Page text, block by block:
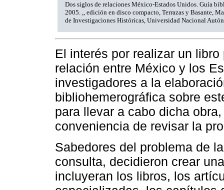
Dos siglos de relaciones México-Estados Unidos. Guía
2005. ,, edición en disco compacto, Terrazas y Basante,
de Investigaciones Históricas, Universidad Nacional
El interés por realizar un
relación entre México y los
investigadores a la
bibliohemerográfica sobre
para llevar a cabo dicha
conveniencia de revisar la
Sabedores del problema de
consulta, decidieron crear
incluyeran los libros, los